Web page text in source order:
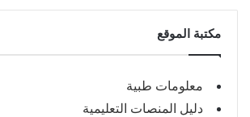
مكتبة الموقع
معلومات طبية
دليل المنصات التعليمية